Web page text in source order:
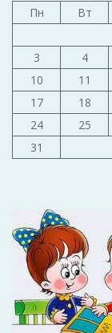
Пн
Вт
3
4
10
11
17
18
24
25
31